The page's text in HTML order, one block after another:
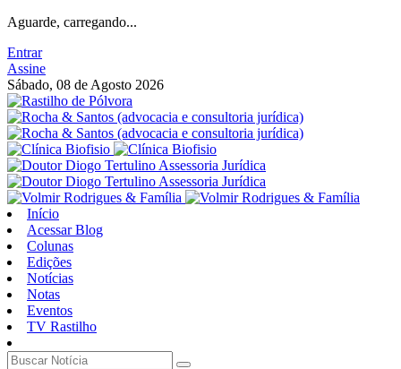
Aguarde, carregando...
Entrar
Assine
Sábado, 08 de Agosto 2026
Início
Acessar Blog
Colunas
Edições
Notícias
Notas
Eventos
TV Rastilho